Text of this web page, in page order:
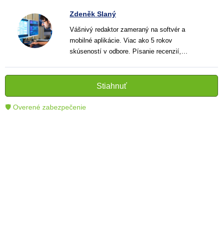
Zdeněk Slaný
Vášnivý redaktor zameraný na softvér a
mobilné aplikácie. Viac ako 5 rokov
skúseností v odbore. Písanie recenzií,
informatívnych textov, ktoré pomáhajú
čitateľom lepšie porozumieť a využiť moderné
technológie.
Stiahnuť
🛡 Overené zabezpečenie